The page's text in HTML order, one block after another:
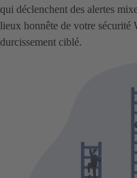
qui déclenchent des alertes
lieux honnête de votre sécurité
durcissement ciblé.